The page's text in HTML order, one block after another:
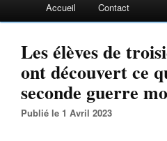
Accueil Contact
Les élèves de
ont découvert ce
seconde guerre
Publié le 1 Avril 2023